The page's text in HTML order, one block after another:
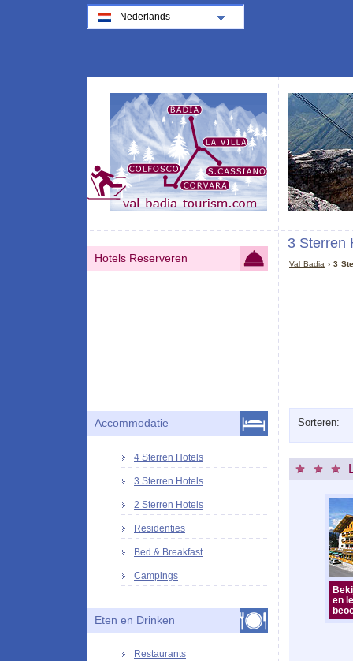
3 Sterren
Val Badia › 3
Sorteren:
en
Hotels Reserveren
Accommodatie
4 Sterren Hotels
3 Sterren Hotels
2 Sterren Hotels
Residenties
Bed & Breakfast
Campings
Eten en Drinken
Restaurants
Nederlands